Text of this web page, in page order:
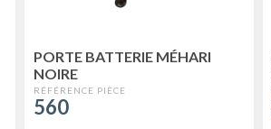
PORTE BATTERIE MÉHARI
NOIRE
560